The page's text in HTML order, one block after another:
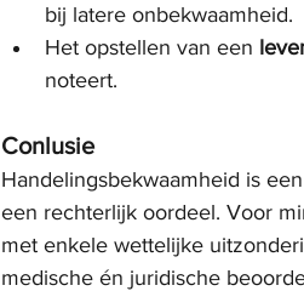
bij latere onbekwaamheid.
Het opstellen van een
noteert.
Conlusie
Handelingsbekwaamheid is
een rechterlijk oordeel. Voor
met enkele wettelijke
medische én juridische